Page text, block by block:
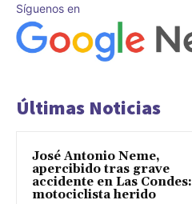
Síguenos en
Últimas Noticias
José Antonio Neme,
apercibido tras grave
accidente en Las Condes:
motociclista herido